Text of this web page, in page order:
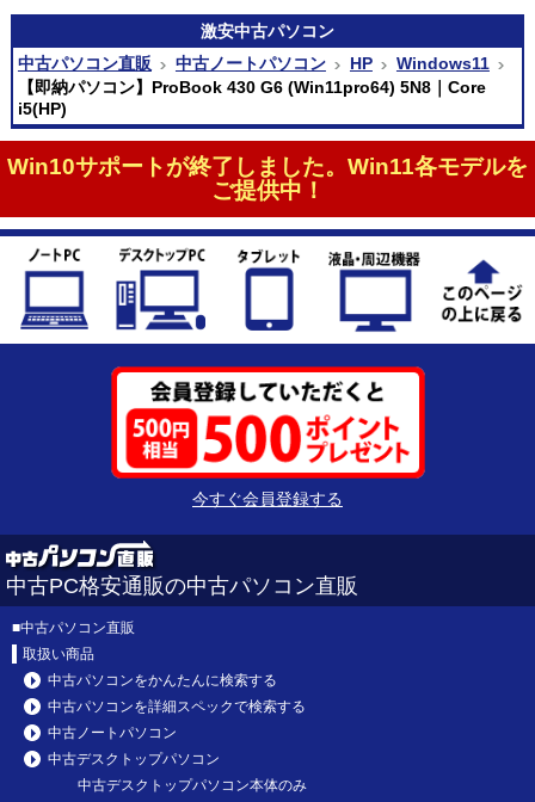
激安中古パソコン
中古パソコン直販
中古ノートパソコン HP
Windows11
【即納パソコン】ProBook 430 G6 (Win11pro64) 5N8｜Core
i5(HP)
Win10サポートが終了しました。Win11各モデルを
ご提供中！
今すぐ会員登録する
中古PC格安通販の中古パソコン直販
■中古パソコン直販
取扱い商品
中古パソコンをかんたんに検索する
中古パソコンを詳細スペックで検索する
中古ノートパソコン
中古デスクトップパソコン
中古デスクトップパソコン本体のみ